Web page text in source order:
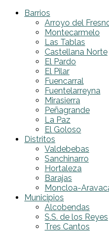
Barrios
Arroyo del
Montecarmelo
Las Tablas
Castellana Norte
El Pardo
El Pilar
Fuencarral
Fuentelarreyna
Mirasierra
Peñagrande
La Paz
El Goloso
Distritos
Valdebebas
Sanchinarro
Hortaleza
Barajas
Moncloa-
Municipios
Alcobendas
S.S. de los Reyes
Tres Cantos